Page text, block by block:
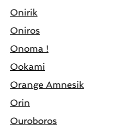
Onirik
Oniros
Onoma !
Ookami
Orange Amnesik
Orin
Ouroboros